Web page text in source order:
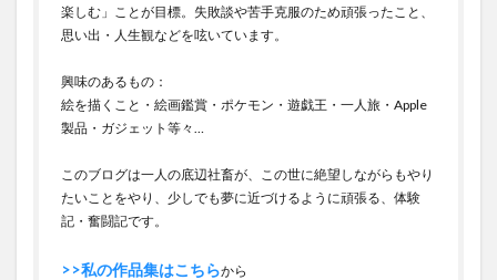
楽しむ」ことが目標。失敗談や苦手克服のため頑張ったこと、
思い出・人生観などを呟いています。
興味のあるもの：
絵を描くこと・絵画鑑賞・ポケモン・遊戯王・一人旅・Apple
製品・ガジェット等々…
このブログは一人の底辺社畜が、この世に絶望しながらもやり
たいことをやり、少しでも夢に近づけるように頑張る、体験
記・奮闘記です。
>>私の作品集はこちらから